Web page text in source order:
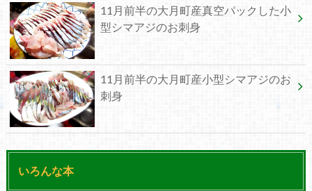
11月前半の大月町産真空パックした小
型シマアジのお刺身
11月前半の大月町産小型シマアジのお
刺身
いろんな本